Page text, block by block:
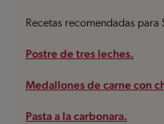
Recetas recomendadas para
Postre de tres leches.
Medallones de carne con
Pasta a la carbonara.